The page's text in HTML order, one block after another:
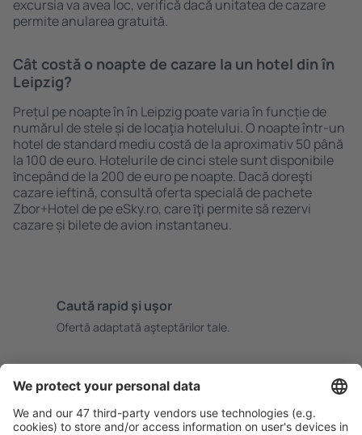
excursia va avea loc, verifică dacă unitatea de cazare
permite anularea gratuită.
Cât costă o noapte de cazare la un hotel din în
Leipzig?
Prețul pe noapte în în Leipzig poate varia în funcție de
numărul de stele și de locaţia hotelului. O noapte într-un
hotel de standard mediu costă de la aproximativ 50 până
la 100 de euro. Hotelurile de cinci stele sunt disponibile
ȋncepând de la 200 de euro pe noapte. Dacă doreşti
cazare ieftină, consultă oferta specială de pachete
Zbor+Hotel de pe eSky.ro, care ȋţi permite să rezervi
cazare și bilete de avion instantaneu.
Caută rapid şi uşor
Ofertă adaptată aşteptărilor tale.
Rezervare fără griji cu opțiune gratuită de anulare.